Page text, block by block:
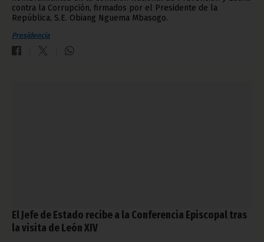
contra la Corrupción, firmados por el Presidente de la
República, S.E. Obiang Nguema Mbasogo.
Presidencia
El Jefe de Estado recibe a la Conferencia Episcopal tras
la visita de León XIV